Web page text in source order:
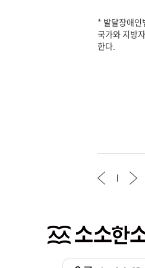
* 발달장애인
국가와 지방
한다.​